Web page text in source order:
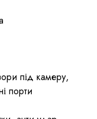
під камеру,
порти